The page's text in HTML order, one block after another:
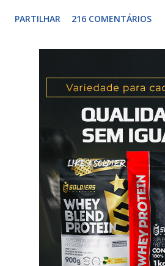
para não correr riscos. Os
mulher deve tomar um comprimido
a ordem da cartela ou blister. No
deve fazer uma pausa de 7 dias,
que usa a elani ciclo® pode ter que
seguir a recomendação de seu
ciclo® são iguais? Sim são, ambas as
mesma composição hormonal,
menos comprimidos, 21
PARTILHAR 216 COMENTÁRIOS